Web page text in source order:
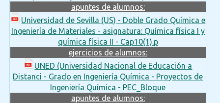
apuntes de alumnos:
Universidad de Sevilla (US) - Doble Grado Química e
Ingeniería de Materiales - asignatura: Química física I y
química física II - Cap10(1).p
ejercicios de alumnos:
UNED (Universidad Nacional de Educación a
Distanci - Grado en Ingeniería Química - Proyectos de
Ingeniería Química - PEC_Bloque
apuntes de alumnos: